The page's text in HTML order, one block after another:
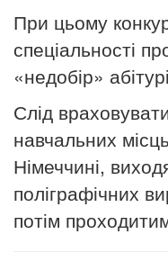
При цьому
спеціальності
«недобір»
Слід
навчальних
Німеччині,
поліграфічних
потім